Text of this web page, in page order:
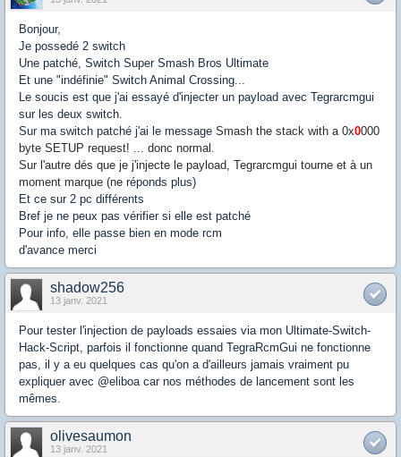
Bonjour,
Je possedé 2 switch
Une patché, Switch Super Smash Bros Ultimate
Et une "indéfinie" Switch Animal Crossing...
Le soucis est que j'ai essayé d'injecter un payload avec Tegrarcmgui
sur les deux switch.
Sur ma switch patché j'ai le message Smash the stack with a 0x0000
byte SETUP request! ... donc normal.
Sur l'autre dés que je j'injecte le payload, Tegrarcmgui tourne et à un
moment marque (ne réponds plus)
Et ce sur 2 pc différents
Bref je ne peux pas vérifier si elle est patché
Pour info, elle passe bien en mode rcm
d'avance merci
shadow256
13 janv. 2021
Pour tester l'injection de payloads essaies via mon Ultimate-Switch-
Hack-Script, parfois il fonctionne quand TegraRcmGui ne fonctionne
pas, il y a eu quelques cas qu'on a d'ailleurs jamais vraiment pu
expliquer avec @eliboa car nos méthodes de lancement sont les
mêmes.
olivesaumon
13 janv. 2021